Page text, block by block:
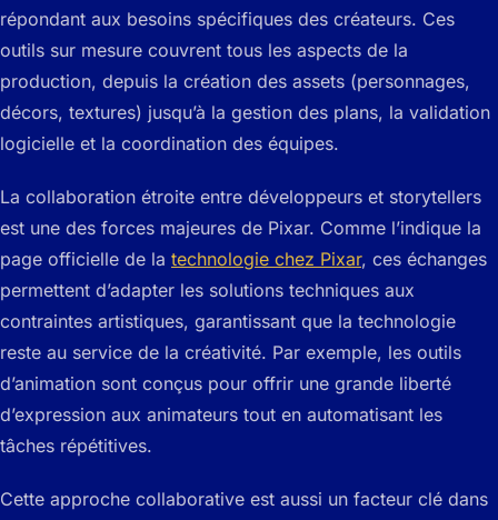
répondant aux besoins spécifiques des créateurs. Ces
outils sur mesure couvrent tous les aspects de la
production, depuis la création des assets (personnages,
décors, textures) jusqu’à la gestion des plans, la validation
logicielle et la coordination des équipes.
La collaboration étroite entre développeurs et storytellers
est une des forces majeures de Pixar. Comme l’indique la
page officielle de la technologie chez Pixar, ces échanges
permettent d’adapter les solutions techniques aux
contraintes artistiques, garantissant que la technologie
reste au service de la créativité. Par exemple, les outils
d’animation sont conçus pour offrir une grande liberté
d’expression aux animateurs tout en automatisant les
tâches répétitives.
Cette approche collaborative est aussi un facteur clé dans